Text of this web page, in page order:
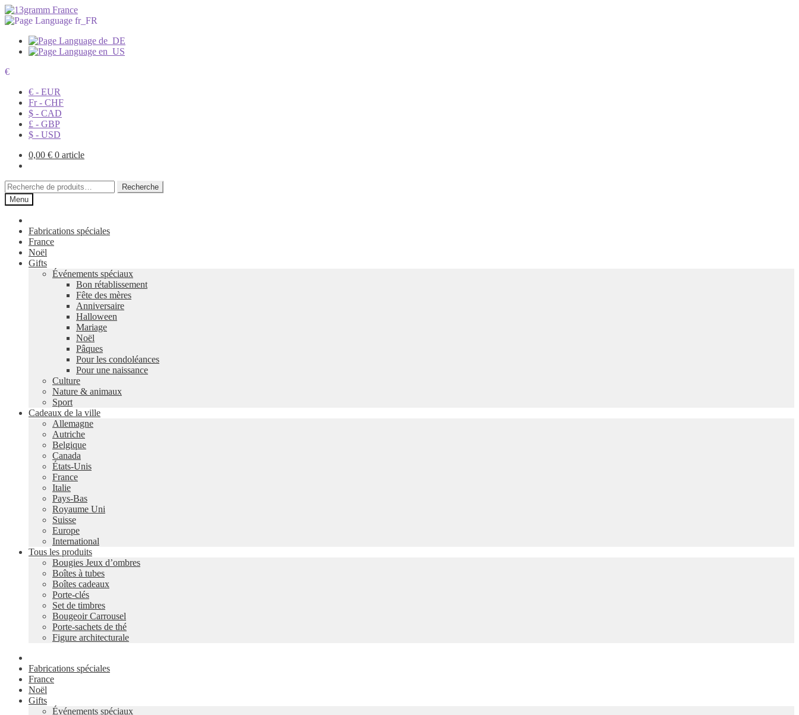
€
€ - EUR
Fr - CHF
$ - CAD
£ - GBP
$ - USD
0,00 € 0 article
Recherche
pour :
Recherche
Menu
Fabrications spéciales
France
Noël
Gifts
Événements spéciaux
Bon rétablissement
Fête des mères
Anniversaire
Halloween
Mariage
Noël
Pâques
Pour les condoléances
Pour une naissance
Culture
Nature & animaux
Sport
Cadeaux de la ville
Allemagne
Autriche
Belgique
Canada
États-Unis
France
Italie
Pays-Bas
Royaume Uni
Suisse
Europe
International
Tous les produits
Bougies Jeux d’ombres
Boîtes à tubes
Boîtes cadeaux
Porte-clés
Set de timbres
Bougeoir Carrousel
Porte-sachets de thé
Figure architecturale
Fabrications spéciales
France
Noël
Gifts
Événements spéciaux